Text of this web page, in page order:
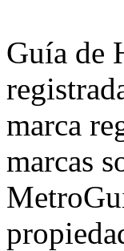
Guía de
marca
marcas